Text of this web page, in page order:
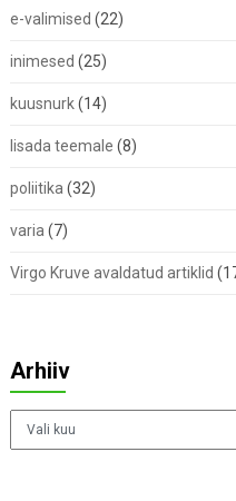
e-valimised (22)
inimesed (25)
kuusnurk(14)
lisada teemale (8)
poliitika (32)
varia (7)
Virgo Kruve avaldatud artiklid
Arhiiv
Arhiiv